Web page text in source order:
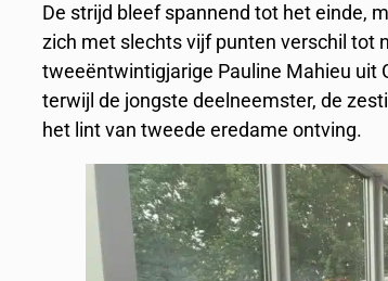
De strijd bleef spannend tot het einde,
zich met slechts vijf punten verschil tot
tweeëntwintigjarige Pauline Mahieu uit
terwijl de jongste deelneemster, de
het lint van tweede eredame ontving.